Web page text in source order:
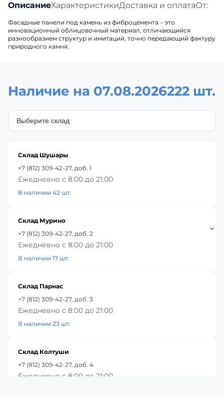
ОписаниеХарактеристикиДоставка и оплата
Фасадные панели под камень из фиброцемента – это
инновационный облицовочный материал, отличающийся
разнообразием структур и имитаций, точно передающий фактуру
природного камня.
Наличие на 07.08.2026222 шт.
Склад Шушары
+7 (812) 309-42-27, доб. 1
Ежедневно с 8:00 до 21:00
В наличии 42 шт.
Склад Мурино
+7 (812) 309-42-27, доб. 2
Ежедневно с 8:00 до 21:00
В наличии 17 шт.
Склад Парнас
+7 (812) 309-42-27, доб. 3
Ежедневно с 8:00 до 21:00
В наличии 23 шт.
Склад Колтуши
+7 (812) 309-42-27, доб. 4
Ежедневно с 8:00 до 21:00